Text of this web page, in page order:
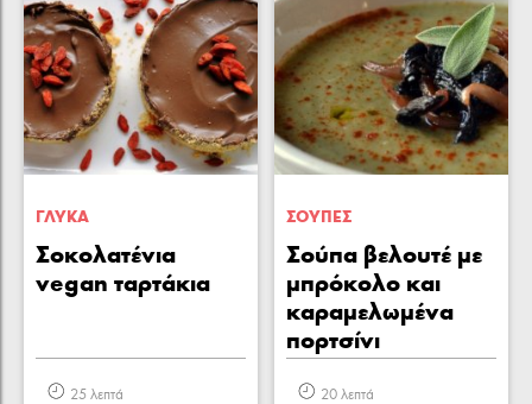
ΓΛΥΚA
Σοκολατένια
vegan ταρτάκια
25 λεπτά
ΣΟΥΠΕΣ
Σούπα βελουτέ με
μπρόκολο και
καραμελωμένα
πορτσίνι
20 λεπτά